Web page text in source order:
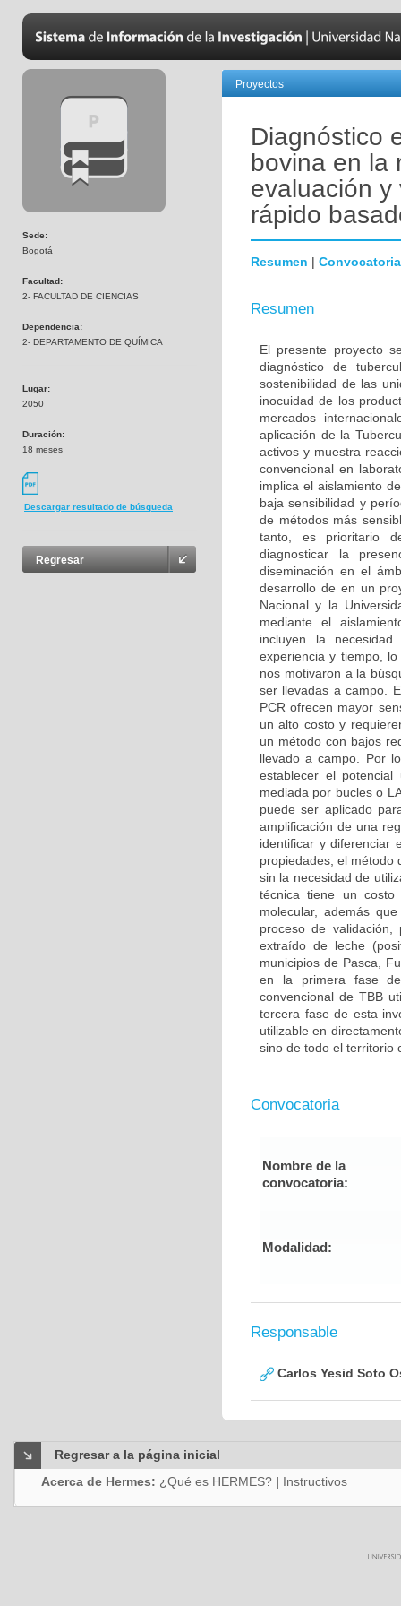
Sede:
Bogotá
Facultad:
2- FACULTAD DE CIENCIAS
Dependencia:
2- DEPARTAMENTO DE QUÍMICA
Lugar:
2050
Duración:
18 meses
Descargar resultado de búsqueda
Regresar
Proyectos
Diagnóstico
bovina en la
evaluación
rápido
Resumen | Convocatoria
Resumen
El presente proyecto
diagnóstico de
sostenibilidad de las
inocuidad de los
mercados
aplicación de la
activos y muestra
convencional en
implica el aislamiento
baja sensibilidad y
de métodos más
tanto, es prioritario
diagnosticar la
diseminación en el
desarrollo de en un
Nacional y la
mediante el
incluyen la
experiencia y tiempo,
nos motivaron a la
ser llevadas a campo.
PCR ofrecen mayor
un alto costo y
un método con bajos
llevado a campo. Por
establecer el
mediada por bucles o
puede ser aplicado
amplificación de una
identificar y diferenciar
propiedades, el método
sin la necesidad de
técnica tiene un costo
molecular, además
proceso de
extraído de leche
municipios de Pasca,
en la primera fase
convencional de TBB
tercera fase de esta
utilizable en
sino de todo el territorio
Convocatoria
Nombre de la
convocatoria:
Modalidad:
Responsable
Carlos Yesid Soto
Regresar a la página inicial
Acerca de Hermes: ¿Qué es HERMES? | Instructivos